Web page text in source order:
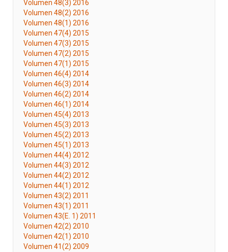
Volumen 48(3) 2016
Volumen 48(2) 2016
Volumen 48(1) 2016
Volumen 47(4) 2015
Volumen 47(3) 2015
Volumen 47(2) 2015
Volumen 47(1) 2015
Volumen 46(4) 2014
Volumen 46(3) 2014
Volumen 46(2) 2014
Volumen 46(1) 2014
Volumen 45(4) 2013
Volumen 45(3) 2013
Volumen 45(2) 2013
Volumen 45(1) 2013
Volumen 44(4) 2012
Volumen 44(3) 2012
Volumen 44(2) 2012
Volumen 44(1) 2012
Volumen 43(2) 2011
Volumen 43(1) 2011
Volumen 43(E. 1) 2011
Volumen 42(2) 2010
Volumen 42(1) 2010
Volumen 41(2) 2009